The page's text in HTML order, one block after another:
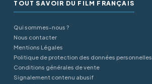
TOUT SAVOIR DU FILM FRANÇAIS
Qui sommes-nous ?
Nous contacter
Mentions Légales
Politique de protection des données personnelles
Conditions générales de vente
Signalement contenu abusif